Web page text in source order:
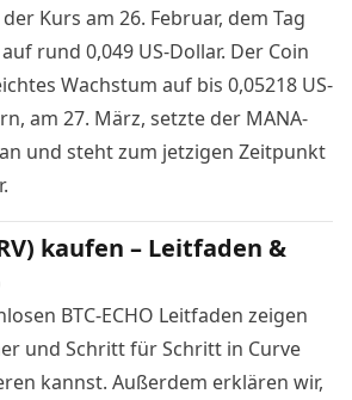
Kurs am 26. Februar, dem Tag
rund 0,049 US-Dollar. Der Coin
Wachstum auf bis 0,05218 US-
am 27. März, setzte der MANA-
und steht zum jetzigen Zeitpunkt
kaufen – Leitfaden &
BTC-ECHO Leitfaden zeigen
und Schritt für Schritt in Curve
kannst. Außerdem erklären wir,